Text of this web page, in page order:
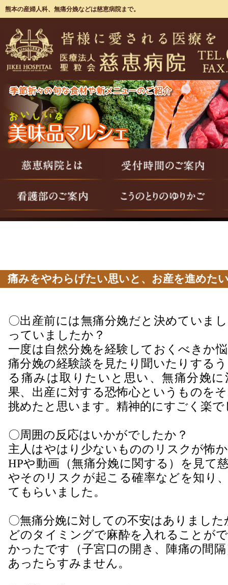
熊本の産婦人科、無痛分娩などは慈恵病院まで。
痛みをやわらげたい思いと、お産を進めた
〇出産前には無痛分娩だと決めていま
っていましたか？
一度は自然分娩を経験しておくべきか
痛分娩の経験談を見たり聞いたりする
る痛みは取りたいと思い、無痛分娩
果、出産に対する恐怖心というものを
挑めたと思います。精神的にすごく楽で
〇周囲の反応はいかがでしたか？
主人はやはり少ないもののリスクが怖
HPや動画（無痛分娩に関する）を見て
やそのリスクが起こる確率などを知り
てもらいました。
〇無痛分娩に対しての不安はありました
どのタイミングで麻酔を入れることが
かったです（子宮口の開き、陣痛の間
あったらすみません。